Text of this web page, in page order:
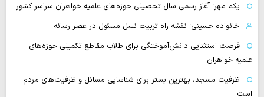
یکم مهر؛ آغاز رسمی سال تحصیلی حوزه‌های علمیه خواهران سراسر کشور
خانواده حسینی؛ نقشه راه تربیت نسل مسئول در عصر رسانه
فرصت استثنایی دانش‌آموختگی برای طلاب مقاطع تکمیلی حوزه‌های
علمیه خواهران
ظرفیت مسجد، بهترین بستر برای شناسایی مسائل و ظرفیت‌های مردم
است